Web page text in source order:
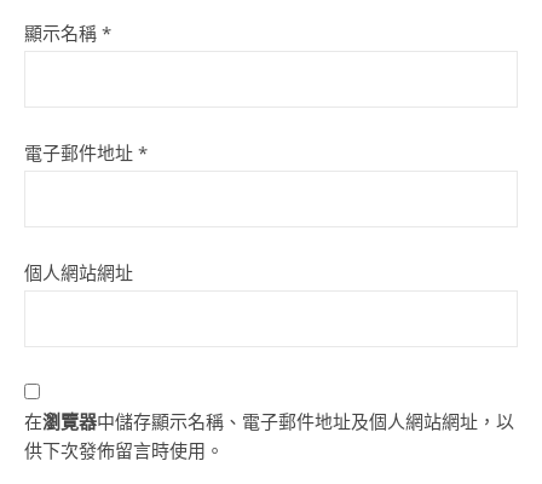
顯示名稱 *
電子郵件地址 *
個人網站網址
在瀏覽器中儲存顯示名稱、電子郵件地址及個人網站網址，以
供下次發佈留言時使用。